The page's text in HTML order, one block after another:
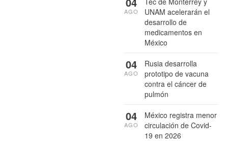
UNAM acelerarán el
desarrollo de
medicamentos en
México
AGO
Rusia desarrolla
prototipo de vacuna
contra el cáncer de
pulmón
04
AGO
México registra menor
circulación de Covid-
19 en 2026
04
AGO